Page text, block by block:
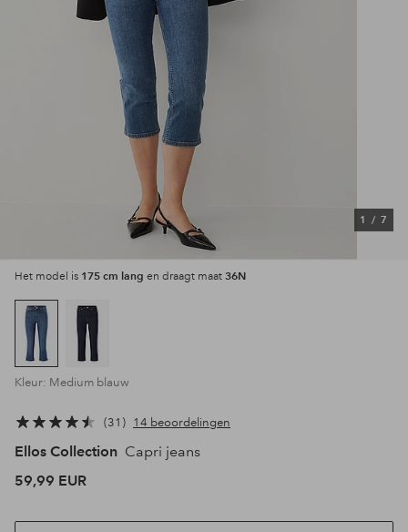
1 / 7
Het model is 175 cm lang en draagt maat 36N
Kleur: Medium blauw
31 14 beoordelingen
Ellos Collection Capri jeans
59,99 EUR